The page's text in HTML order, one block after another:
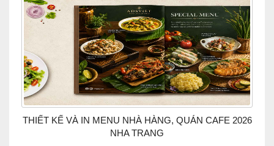
THIẾT KẾ VÀ IN MENU NHÀ HÀNG, QUÁN CAFE 2026
NHA TRANG